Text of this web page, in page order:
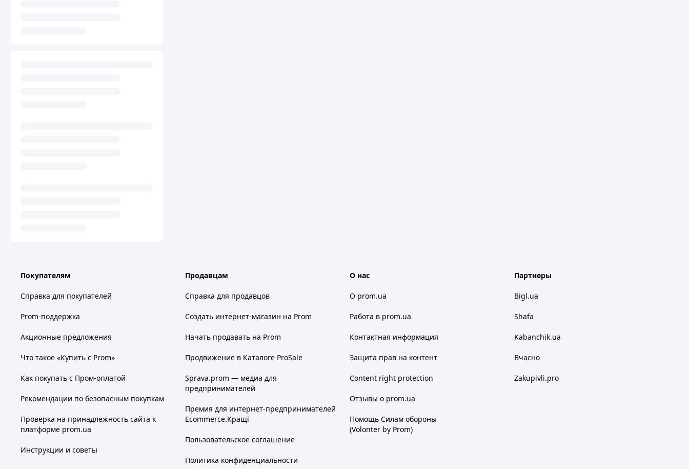
Покупателям
Справка для покупателей
Prom-поддержка
Акционные предложения
Что такое «Купить с Prom»
Как покупать с Пром-оплатой
Рекомендации по безопасным покупкам
Проверка на принадлежность сайта к
платформе prom.ua
Инструкции и советы
Продавцам
Справка для продавцов
Создать интернет-магазин на Prom
Начать продавать на Prom
Продвижение в Каталоге ProSale
Sprava.prom — медиа для
предпринимателей
Премия для интернет-предпринимателей
Ecommerce.Кращі
Пользовательское соглашение
Политика конфиденциальности
О нас
О prom.ua
Работа в prom.ua
Контактная информация
Защита прав на контент
Content right protection
Отзывы о prom.ua
Помощь Силам обороны
(Volonter by Prom)
Партнеры
Bigl.ua
Shafa
Kabanchik.ua
Вчасно
Zakupivli.pro